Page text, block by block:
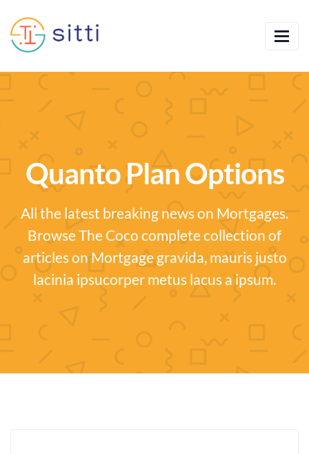
Quanto Plan Options
All the latest breaking news on Mortgages.
Browse The Coco complete collection of
articles on Mortgage gravida, mauris justo
lacinia ipsucorper metus lacus a ipsum.